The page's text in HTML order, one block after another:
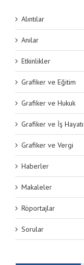
Alıntılar
Anılar
Etkinlikler
Grafiker ve Eğitim
Grafiker ve Hukuk
Grafiker ve İş Hayatı
Grafiker ve Vergi
Haberler
Makaleler
Röportajlar
Sorular